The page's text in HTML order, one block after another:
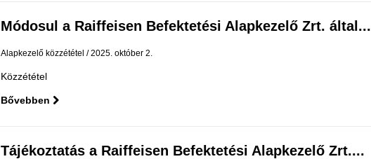
Módosul a Raiffeisen Befektetési Alapkezelő Zrt. által...
Alapkezelő közzététel 2025. október 2.
Közzététel
Bővebben
Tájékoztatás a Raiffeisen Befektetési Alapkezelő Zrt....